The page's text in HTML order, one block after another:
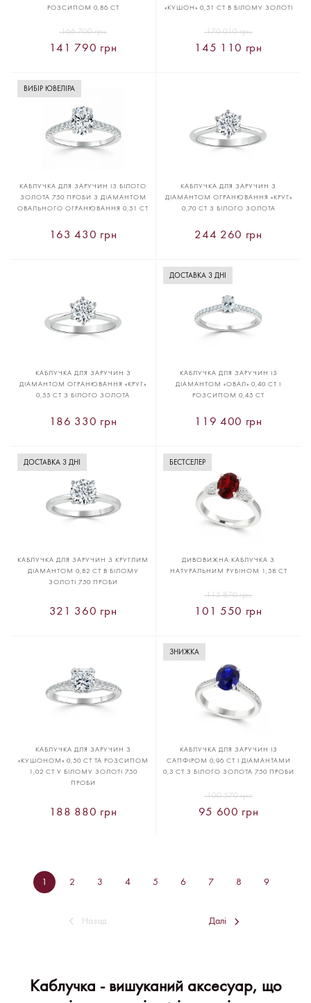
РОЗСИПОМ 0,86 CT
141 790 грн
166 700 грн
«КУШОН» 0,51 CT В БІЛОМУ ЗОЛОТІ
145 110 грн
170 010 грн
ВИБІР ЮВЕЛІРА
КАБЛУЧКА ДЛЯ ЗАРУЧИН ІЗ БІЛОГО
ЗОЛОТА 750 ПРОБИ З ДІАМАНТОМ
ОВАЛЬНОГО ОГРАНЮВАННЯ 0,51 CT
163 430 грн
КАБЛУЧКА ДЛЯ ЗАРУЧИН З
ДІАМАНТОМ ОГРАНЮВАННЯ «КРУГ»
0,70 CT З БІЛОГО ЗОЛОТА
244 260 грн
КАБЛУЧКА ДЛЯ ЗАРУЧИН З
ДІАМАНТОМ ОГРАНЮВАННЯ «КРУГ»
0,55 CT З БІЛОГО ЗОЛОТА
186 330 грн
ДОСТАВКА 3 ДНІ
КАБЛУЧКА ДЛЯ ЗАРУЧИН ІЗ
ДІАМАНТОМ «ОВАЛ» 0,40 CT І
РОЗСИПОМ 0,45 CT
119 400 грн
ДОСТАВКА 3 ДНІ
КАБЛУЧКА ДЛЯ ЗАРУЧИН З КРУГЛИМ
ДІАМАНТОМ 0,82 CT В БІЛОМУ
ЗОЛОТІ 750 ПРОБИ
321 360 грн
БЕСТСЕЛЕР
ДИВОВИЖНА КАБЛУЧКА З
НАТУРАЛЬНИМ РУБІНОМ 1,58 CT
101 550 грн
115 870 грн
КАБЛУЧКА ДЛЯ ЗАРУЧИН З
«КУШОНОМ» 0,50 CT ТА РОЗСИПОМ
1,02 CT У БІЛОМУ ЗОЛОТІ 750
ПРОБИ
188 880 грн
ЗНИЖКА
КАБЛУЧКА ДЛЯ ЗАРУЧИН ІЗ
САПФІРОМ 0,96 CT І ДІАМАНТАМИ
0,3 CT З БІЛОГО ЗОЛОТА 750 ПРОБИ
95 600 грн
100 570 грн
Назад
1 2 3 4 5 6 7 8 9
Далі
Каблучка - вишуканий аксесуар, що